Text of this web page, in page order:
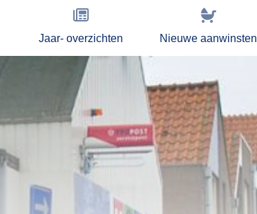
Jaar- overzichten Nieuwe aanwinsten